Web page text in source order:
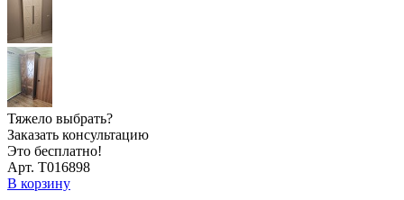
Тяжело выбрать?
Заказать консультацию
Это бесплатно!
Арт. Т016898
В корзину